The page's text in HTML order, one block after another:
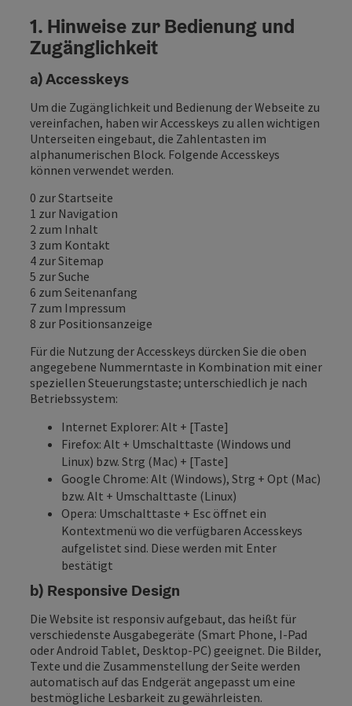
1. Hinweise zur Bedienung und
Zugänglichkeit
a) Accesskeys
Um die Zugänglichkeit und Bedienung der Webseite zu
vereinfachen, haben wir Accesskeys zu allen wichtigen
Unterseiten eingebaut, die Zahlentasten im
alphanumerischen Block. Folgende Accesskeys
können verwendet werden.
0 zur Startseite
1 zur Navigation
2 zum Inhalt
3 zum Kontakt
4 zur Sitemap
5 zur Suche
6 zum Seitenanfang
7 zum Impressum
8 zur Positionsanzeige
Für die Nutzung der Accesskeys dürcken Sie die oben
angegebene Nummerntaste in Kombination mit einer
speziellen Steuerungstaste; unterschiedlich je nach
Betriebssystem:
Internet Explorer: Alt + [Taste]
Firefox: Alt + Umschalttaste (Windows und
Linux) bzw. Strg (Mac) + [Taste]
Google Chrome: Alt (Windows), Strg + Opt (Mac)
bzw. Alt + Umschalttaste (Linux)
Opera: Umschalttaste + Esc öffnet ein
Kontextmenü wo die verfügbaren Accesskeys
aufgelistet sind. Diese werden mit Enter
bestätigt
b) Responsive Design
Die Website ist responsiv aufgebaut, das heißt für
verschiedenste Ausgabegeräte (Smart Phone, I-Pad
oder Android Tablet, Desktop-PC) geeignet. Die Bilder,
Texte und die Zusammenstellung der Seite werden
automatisch auf das Endgerät angepasst um eine
bestmögliche Lesbarkeit zu gewährleisten.